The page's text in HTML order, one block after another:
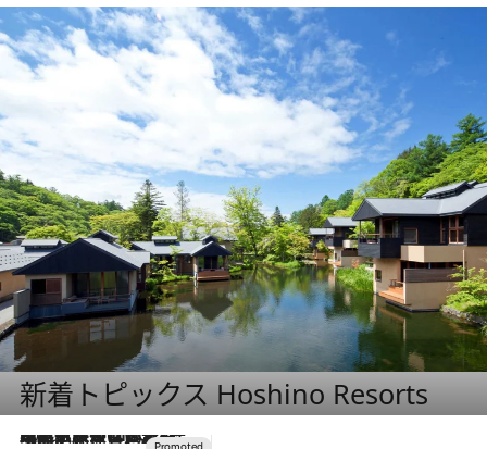
新着トピックス Hoshino Resorts
2026.7.31
【ホテル帰省】という選択肢をOMOが提案。家族とほどよい距離を保つには「昼は実家、夜は気兼ねなくホテルで！」